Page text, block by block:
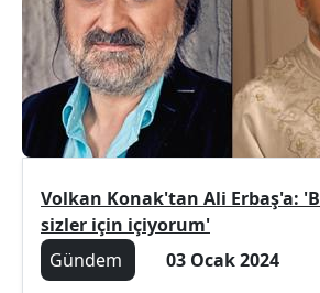
Volkan Konak'tan Ali Erbaş'a:
sizler için içiyorum'
Gündem
03 Ocak 2024